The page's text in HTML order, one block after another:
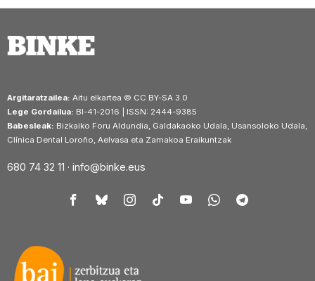
Argitaratzailea: Aitu elkartea © CC BY-SA 3.0
Lege Gordailua: BI-41-2016 | ISSN: 2444-9385
Babesleak: Bizkaiko Foru Aldundia, Galdakaoko Udala, Usansoloko Udala,
Clínica Dental Loroño, Aelvasa eta Zamakoa Eraikuntzak
680 74 32 11 · info@binke.eus